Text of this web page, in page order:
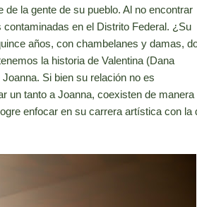
la gente de su pueblo. Al no encontrar
en el Distrito Federal. ¿Su
años, con chambelanes y damas,
la historia de Valentina (Dana
Si bien su relación no es
un tanto a Joanna, coexisten de manera
enfocar en su carrera artística con la